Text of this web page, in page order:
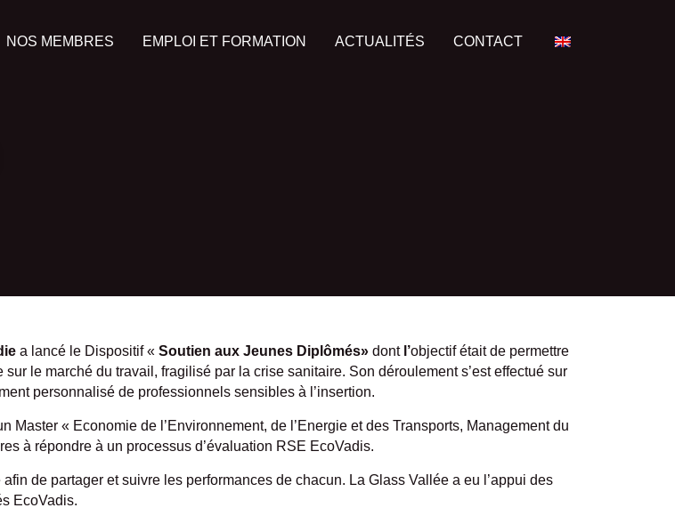
NOS MEMBRES EMPLOI ET FORMATION ACTUALITÉS CONTACT
a lancé le Dispositif «Soutien aux Jeunes Diplômés»dontl’objectif était de permettre
le marché du travail, fragilisé par la crise sanitaire. Son déroulement s’est effectué sur
personnalisé de professionnels sensibles à l’insertion.
Master « Economie de l’Environnement, de l’Energie et des Transports, Management du
à répondre à un processus d’évaluation RSE EcoVadis.
de partager et suivre les performances de chacun. La Glass Vallée a eu l’appui des
EcoVadis.